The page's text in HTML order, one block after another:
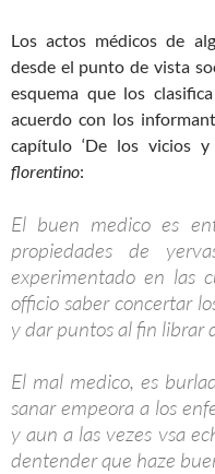
Los actos médicos de
desde el punto de vista
esquema que los
acuerdo con los
capítulo ‘De los vicios
florentino:
El buen medico es
propiedades de
experimentado en las
officio saber concertar
y dar puntos al fin librar
El mal medico, es
sanar empeora a los
y aun a las vezes vsa
dentender que haze